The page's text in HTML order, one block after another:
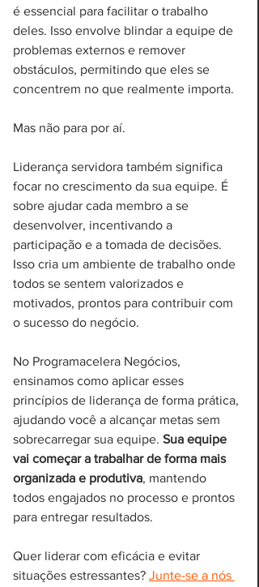
é essencial para facilitar o trabalho
deles. Isso envolve blindar a equipe de
problemas externos e remover
obstáculos, permitindo que eles se
concentrem no que realmente importa.
Mas não para por aí.
Liderança servidora também significa
focar no crescimento da sua equipe. É
sobre ajudar cada membro a se
desenvolver, incentivando a
participação e a tomada de decisões.
Isso cria um ambiente de trabalho onde
todos se sentem valorizados e
motivados, prontos para contribuir com
o sucesso do negócio.
No Programacelera Negócios,
ensinamos como aplicar esses
princípios de liderança de forma prática,
ajudando você a alcançar metas sem
sobrecarregar sua equipe. Sua equipe
vai começar a trabalhar de forma mais
organizada e produtiva, mantendo
todos engajados no processo e prontos
para entregar resultados.
Quer liderar com eficácia e evitar
situações estressantes? Junte-se a nós